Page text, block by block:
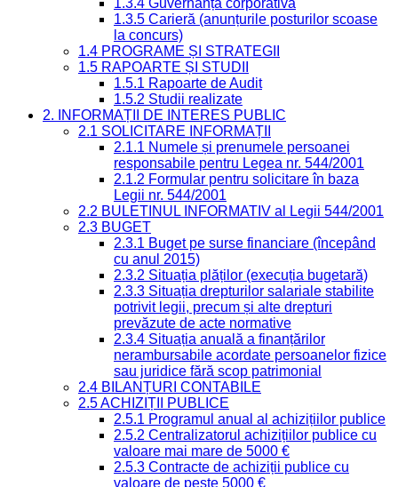
1.3.5 Carieră (anunțurile posturilor scoase
la concurs)
1.4 PROGRAME ȘI STRATEGII
1.5 RAPOARTE ȘI STUDII
1.5.1 Rapoarte de Audit
1.5.2 Studii realizate
2. INFORMAȚII DE INTERES PUBLIC
2.1 SOLICITARE INFORMAȚII
2.1.1 Numele și prenumele persoanei
responsabile pentru Legea nr. 544/2001
2.1.2 Formular pentru solicitare în baza
Legii nr. 544/2001
2.2 BULETINUL INFORMATIV al Legii 544/2001
2.3 BUGET
2.3.1 Buget pe surse financiare (începând
cu anul 2015)
2.3.2 Situația plăților (execuția bugetară)
2.3.3 Situația drepturilor salariale stabilite
potrivit legii, precum și alte drepturi
prevăzute de acte normative
2.3.4 Situația anuală a finanțărilor
nerambursabile acordate persoanelor fizice
sau juridice fără scop patrimonial
2.4 BILANȚURI CONTABILE
2.5 ACHIZIȚII PUBLICE
2.5.1 Programul anual al achizițiilor publice
2.5.2 Centralizatorul achizițiilor publice cu
valoare mai mare de 5000 €
2.5.3 Contracte de achiziții publice cu
valoare de peste 5000 €